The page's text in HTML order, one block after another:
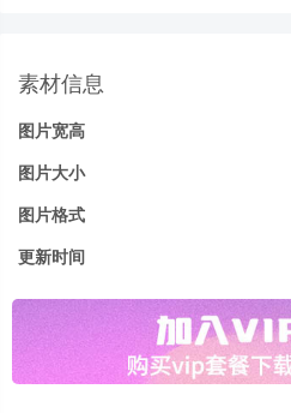
素材信息
图片宽高
图片大小
图片格式
更新时间